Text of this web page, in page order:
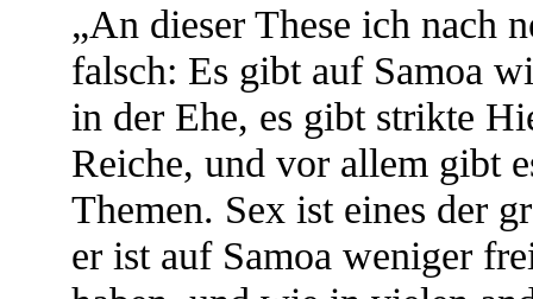
„An dieser These ich nach
falsch: Es gibt auf Samoa
in der Ehe, es gibt strikte
Reiche, und vor allem gibt
Themen. Sex ist eines der
er ist auf Samoa weniger